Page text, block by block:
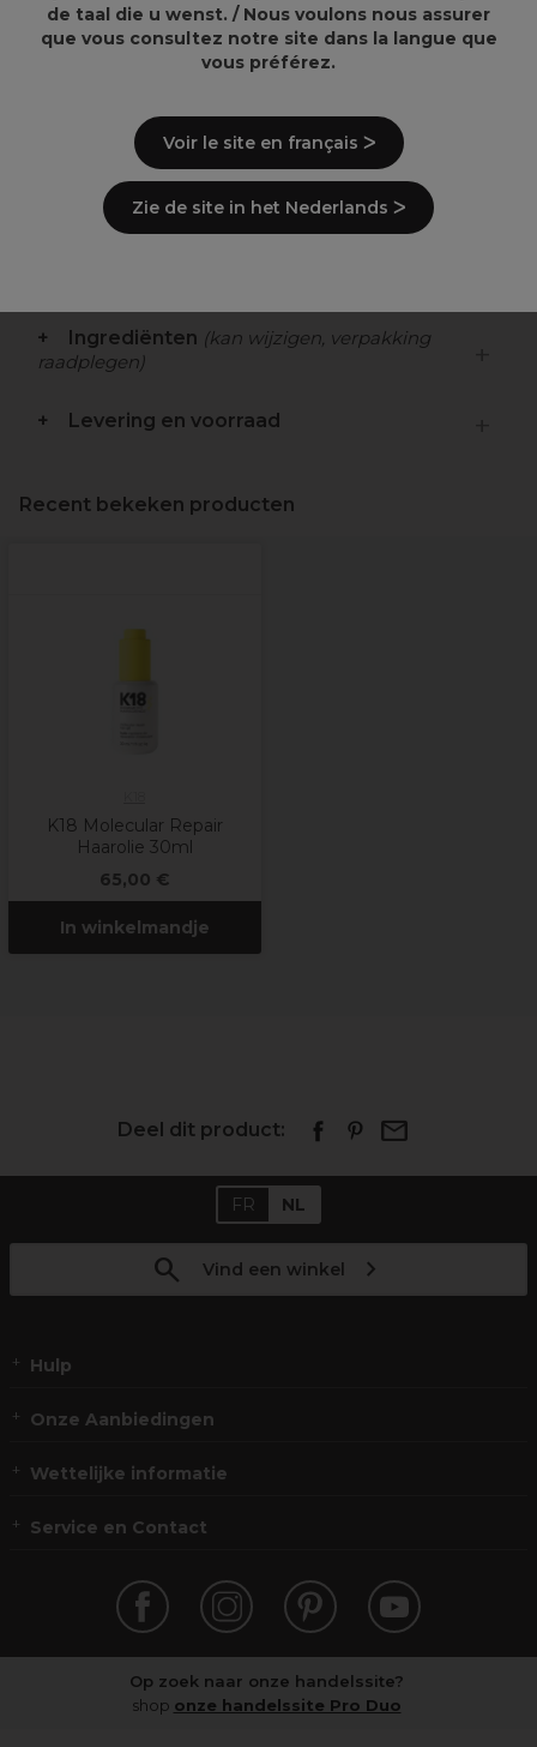
Klinisch bewezen: Herstelt beschadigd haar*
24-uurs pluiscontrole*
104% meer glans*
78% minder gespleten haarpunten*
Temt onmiddellijk pluis en losse haartjes
Versterkt de glans en kleurintensiteit
Beschrijving
Ingrediënten (kan wijzigen, verpakking
raadplegen)
Levering en voorraad
Recent bekeken producten
K18 Molecular Repair
Haarolie 30ml
65,00 €
In winkelmandje
Deel dit product:
FR NL
Vind een winkel
Hulp
Onze Aanbiedingen
Wettelijke informatie
Service en Contact
Op zoek naar onze handelssite?
shop onze handelssite Pro Duo
de taal die u wenst. / Nous voulons nous assurer
que vous consultez notre site dans la langue que
vous préférez.
Voir le site en français ᐳ
Zie de site in het Nederlands ᐳ